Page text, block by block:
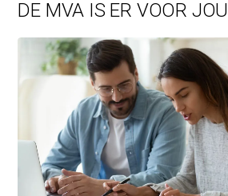
DE MVA IS ER VOOR JOU